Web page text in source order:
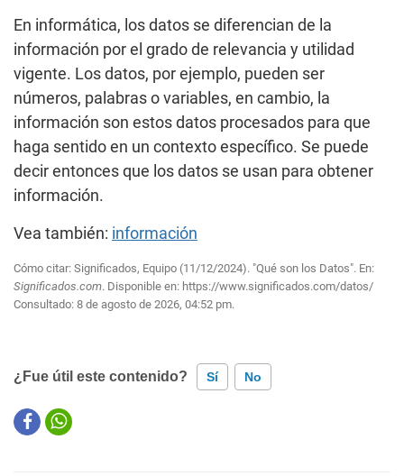
En informática, los datos se diferencian de la
información por el grado de relevancia y utilidad
vigente. Los datos, por ejemplo, pueden ser
números, palabras o variables, en cambio, la
información son estos datos procesados para que
haga sentido en un contexto específico. Se puede
decir entonces que los datos se usan para obtener
información.
Vea también: información
Cómo citar: Significados, Equipo (11/12/2024). "Qué son los Datos". En:
Significados.com. Disponible en: https://www.significados.com/datos/
Consultado: 8 de agosto de 2026, 04:52 pm.
¿Fue útil este contenido? Sí No
Este contenido contiene información incorrecta